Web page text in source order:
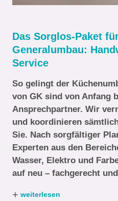
Das Sorglos-Paket
Generalumbau:
Service
So gelingt der
von GK sind von Anfang
Ansprechpartner. Wir
und koordinieren
Sie. Nach sorgfältiger
Experten aus den
Wasser, Elektro und
auf neu – fachgerecht
+ weiterlesen